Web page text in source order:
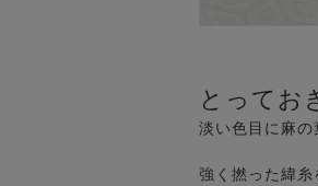
とってお
淡い色目に麻の
強く撚った緯